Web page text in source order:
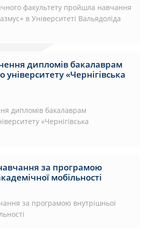
факультету пройшла навчання
в Університеті Вальядоліда
дипломів бакалаврам
університету «Чернігівська
дипломів бакалаврам
«Чернігівська
за програмою
мобільності
за програмою внутрішньої